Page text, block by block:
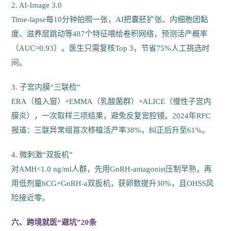
2. AI-Image 3.0
Time-lapse每10分钟拍照一张，AI把囊胚扩张、内细胞团黏
度、滋养层跳动等487个特征喂给卷积网络，预测活产概率
（AUC=0.93）。医生只需复核Top 3，节省75%人工挑选时
间。
3. 子宫内膜“三联检”
ERA（植入窗）+EMMA（乳酸菌群）+ALICE（慢性子宫内
膜炎），一次取样三项结果，避免反复宫腔镜。2024年RFC
报道：三联异常组首次移植活产率38%，纠正后升至61%。
4. 微刺激“双扳机”
对AMH<1.0 ng/ml人群，先用GnRH-antagonist压制早熟，再
用低剂量hCG+GnRH-a双扳机，获卵数提升30%，且OHSS风
险接近零。
六、跨境就医“避坑”20条